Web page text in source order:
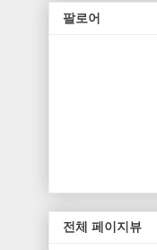
팔로어
전체 페이지뷰